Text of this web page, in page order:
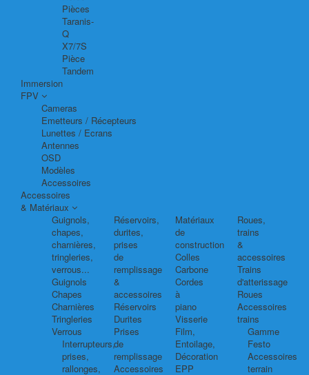
Pièces
Taranis-
Q
X7/7S
Pièce
Tandem
Immersion
FPV
Cameras
Emetteurs / Récepteurs
Lunettes / Ecrans
Antennes
OSD
Modèles
Accessoires
Accessoires
& Matériaux
Guignols,
chapes,
charnières,
tringleries,
verrous...
Guignols
Chapes
Charnières
Tringleries
Verrous
Interrupteurs,
prises,
rallonges,
Réservoirs,
durites,
prises
de
remplissage
&
accessoires
Réservoirs
Durites
Prises
de
remplissage
Accessoires
Matériaux
de
construction
Colles
Carbone
Cordes
à
piano
Visserie
Film,
Entoilage,
Décoration
EPP
Roues,
trains
&
accessoires
Trains
d'atterissage
Roues
Accessoires
trains
Gamme
Festo
Accessoires
terrain